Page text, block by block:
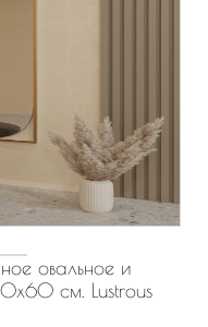
овальное и
см. Lustrous